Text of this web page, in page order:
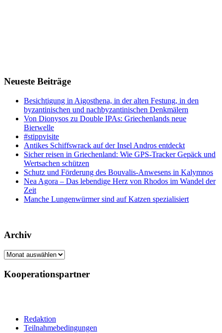
Neueste Beiträge
Besichtigung in Aigosthena, in der alten Festung, in den
byzantinischen und nachbyzantinischen Denkmälern
Von Dionysos zu Double IPAs: Griechenlands neue
Bierwelle
#stippvisite
Antikes Schiffswrack auf der Insel Andros entdeckt
Sicher reisen in Griechenland: Wie GPS-Tracker Gepäck und
Wertsachen schützen
Schutz und Förderung des Bouvalis-Anwesens in Kalymnos
Nea Agora – Das lebendige Herz von Rhodos im Wandel der
Zeit
Manche Lungenwürmer sind auf Katzen spezialisiert
Archiv
Archiv
Kooperationspartner
Redaktion
Teilnahmebedingungen